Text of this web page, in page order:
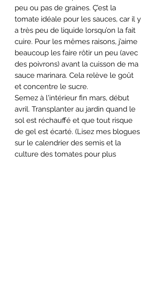
peu ou pas de graines. Ç’est la
tomate idéale pour les sauces, car il y
a très peu de liquide lorsqu’on la fait
cuire. Pour les mêmes raisons, j’aime
beaucoup les faire rôtir un peu (avec
des poivrons) avant la cuisson de ma
sauce marinara. Cela relève le goût
et concentre le sucre.
Semez à l'intérieur fin mars, début
avril. Transplanter au jardin quand le
sol est réchauffé et que tout risque
de gel est écarté. (Lisez mes blogues
sur le calendrier des semis et la
culture des tomates pour plus